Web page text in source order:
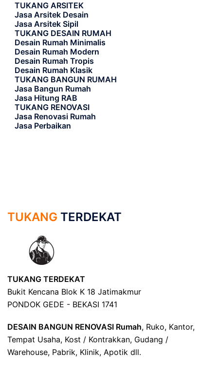
TUKANG ARSITEK
Jasa Arsitek Desain
Jasa Arsitek Sipil
TUKANG DESAIN RUMAH
Desain Rumah Minimalis
Desain Rumah Modern
Desain Rumah Tropis
Desain Rumah Klasik
TUKANG BANGUN RUMAH
Jasa Bangun Rumah
Jasa Hitung RAB
TUKANG RENOVASI
Jasa Renovasi Rumah
Jasa Perbaikan
TUKANG TERDEKAT
TUKANG TERDEKAT
Bukit Kencana Blok K 18 Jatimakmur
PONDOK GEDE - BEKASI 1741
DESAIN BANGUN RENOVASI Rumah, Ruko, Kantor,
Tempat Usaha, Kost / Kontrakkan, Gudang /
Warehouse, Pabrik, Klinik, Apotik dll.